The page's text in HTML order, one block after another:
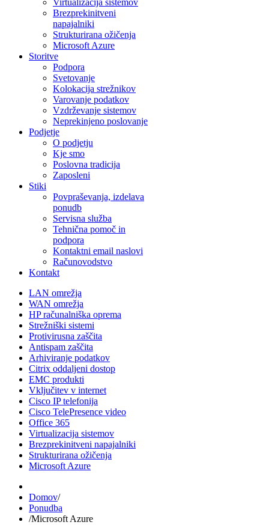
Virtualizacija sistemov
Brezprekinitveni
napajalniki
Strukturirana ožičenja
Microsoft Azure
Storitve
Podpora
Svetovanje
Kolokacija strežnikov
Varovanje podatkov
Vzdrževanje sistemov
Neprekinjeno poslovanje
Podjetje
O podjetju
Kje smo
Poslovna tradicija
Zaposleni
Stiki
Povpraševanja, izdelava
ponudb
Servisna služba
Tehnična pomoč in
podpora
Kontaktni email naslovi
Računovodstvo
Kontakt
LAN omrežja
WAN omrežja
HP računalniška oprema
Strežniški sistemi
Protivirusna zaščita
Antispam zaščita
Arhiviranje podatkov
Citrix oddaljeni dostop
EMC produkti
Vključitev v internet
Cisco IP telefonija
Cisco TelePresence video
Office 365
Virtualizacija sistemov
Brezprekinitveni napajalniki
Strukturirana ožičenja
Microsoft Azure
Domov/
Ponudba
/Microsoft Azure